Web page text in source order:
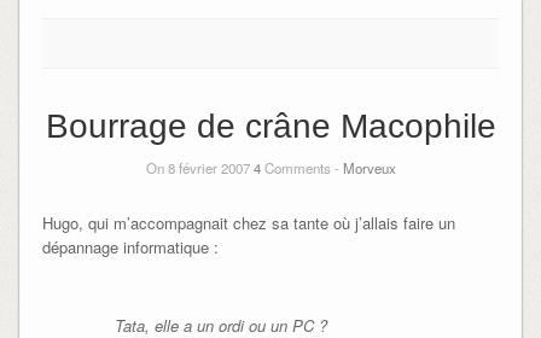
Bourrage de crâne Macophile
On 8 février 20074Comments - Morveux
Hugo, qui m’accompagnait chez sa tante où j’allais faire un
dépannage informatique :
Tata, elle a un ordi ou un PC ?